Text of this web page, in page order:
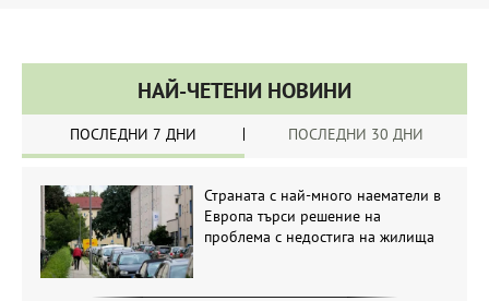
НАЙ-ЧЕТЕНИ НОВИНИ
ПОСЛЕДНИ 7 ДНИ ПОСЛЕДНИ 30 ДНИ
Страната с най-много наематели в
Европа търси решение на
проблема с недостига на жилища